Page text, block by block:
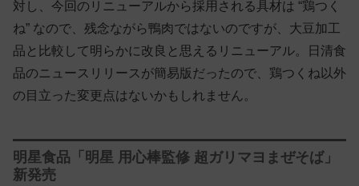
対し、今回のリニューアルから採用される具材は “鶏つく
ね” なので、残念ながら鴨肉ではないのですが、大豆加工
品と比較して明らかに改良と思えるリニューアル。日清食
品のニュースリリースが簡易版だったので、鶏つくね以外
の目立った変更点はないかもしれません。
明星食品「明星 用心棒監修 超ガリマヨまぜそば」
新発売